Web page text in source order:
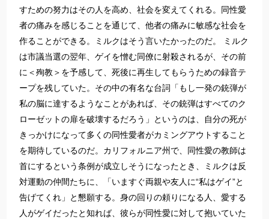
すための努力はその人を高め、社会を変えてくれる。同性愛
者の痛みを感じることを通じて、他者の痛みに敏感な社会を
作ることができる。ミルクはそう言いたかったのだ。 ミルク
は市議当選の翌年、ゲイを憎む同僚に射殺されるが、その前
に＜殉教＞を予感して、死後に再生してもらうための録音テ
ープを残していた。その中の有名な台詞「もし一発の銃弾が
私の脳に達するようなことがあれば、その銃弾はすべてのク
ローゼットの扉を破壊するだろう」というのは、自分の死が
きっかけになって多くの同性愛者がカミングアウトすること
を期待しているのだ。カリフォルニア州で、同性愛の教師は
首にするという条例が成立しそうになったとき、ミルクは反
対運動の仲間たちに、「いますぐ両親や友人に“私はゲイ”と
告げてくれ」と懇願する。身の回りの頼りになる人、愛する
人がゲイだったと知れば、彼らが同性愛に対して抱いていた